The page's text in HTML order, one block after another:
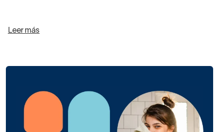
Leer más